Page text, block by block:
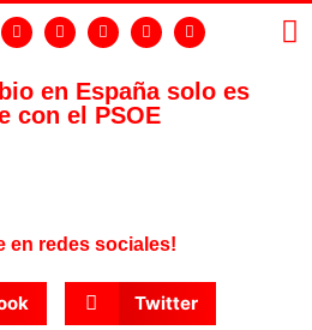
en España solo es
con el PSOE
en redes sociales!
Twitter